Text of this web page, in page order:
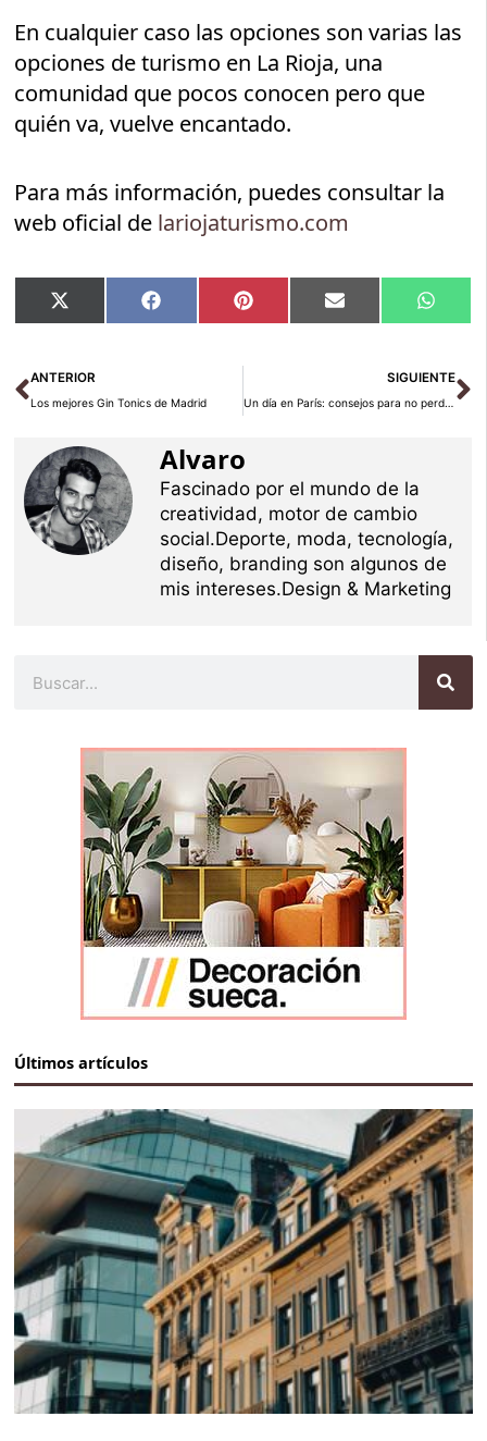
En cualquier caso las opciones son varias las
opciones de turismo en La Rioja, una
comunidad que pocos conocen pero que
quién va, vuelve encantado.
Para más información, puedes consultar la
web oficial de lariojaturismo.com
Compartir
en
X
(Twitter)
Compartir
en
Facebook Compartir
en
Pinterest Compartir
en
Email
en
Ant
ANTERIOR
Los mejores Gin Tonics de Madrid
SIGUIENTE
Un día en París: consejos para no perderse nada
Alvaro
Fascinado por el mundo de la
creatividad, motor de cambio
social.Deporte, moda, tecnología,
diseño, branding son algunos de
mis intereses.Design & Marketing
Últimos artículos